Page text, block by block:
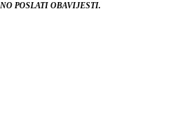
POSLATI OBAVIJESTI.